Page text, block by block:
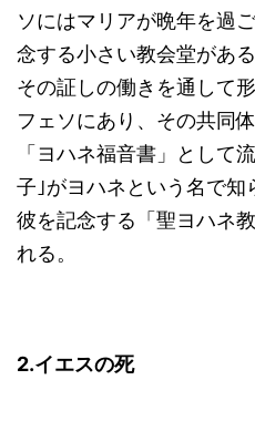
ソにはマリアが晩年を過
念する小さい教会堂があ
その証しの働きを通して
フェソにあり、その共同
「ヨハネ福音書」として
子｣がヨハネという名で知
彼を記念する「聖ヨハネ
れる。
2.イエスの死